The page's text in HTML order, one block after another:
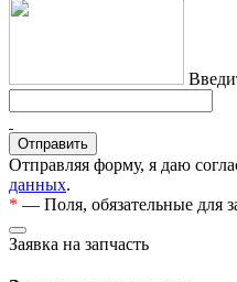
Отправляя форму, я даю
данных.
* — Поля, обязательные для
Заявка на запчасть